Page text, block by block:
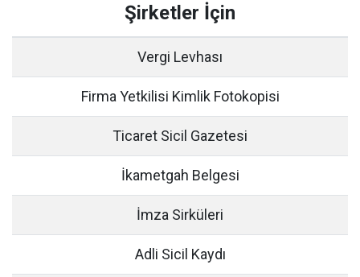
Şirketler İçin
Vergi Levhası
Firma Yetkilisi Kimlik Fotokopisi
Ticaret Sicil Gazetesi
İkametgah Belgesi
İmza Sirküleri
Adli Sicil Kaydı